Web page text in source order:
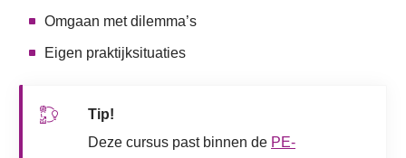
Omgaan met dilemma’s
Eigen praktijksituaties
Tip!
Deze cursus past binnen de PE-